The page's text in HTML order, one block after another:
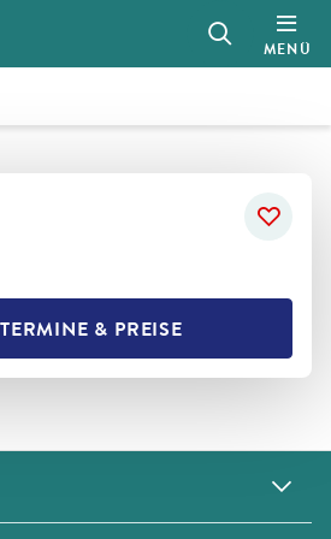
MENÜ
TERMINE & PREISE